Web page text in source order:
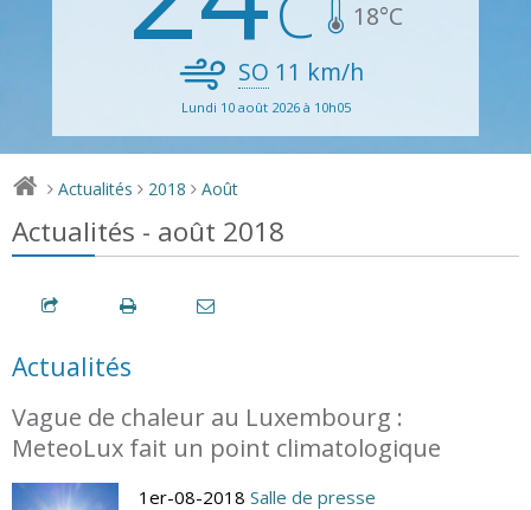
18°C
SO 11 km/h
Lundi 10 août 2026 à 10h05
> Actualités > 2018 > Août
Actualités - août 2018
Actualités
Vague de chaleur au Luxembourg :
MeteoLux fait un point climatologique
1er-08-2018 Salle de presse